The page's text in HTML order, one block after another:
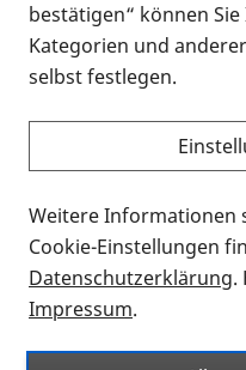
Alle
Formaten an einem
Sie möchten wissen,
suchen und dieses
können? Schauen Sie
Thema Infomaterial
für blinde und
Auf dieser Seite finden
Ort. Nutzen Sie den
bestätigen“ können
Kategorien und
selbst festlegen.
Weitere Informationen
Cookie-Einstellungen
Datenschutzerklärung.
Impressum.